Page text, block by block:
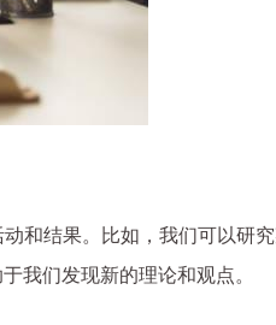
和结果。比如，我们可以研
我们发现新的理论和观点。